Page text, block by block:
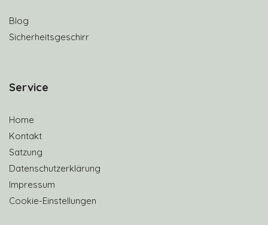
Blog
Sicherheitsgeschirr
Service
Home
Kontakt
Satzung
Datenschutzerklärung
Impressum
Cookie-Einstellungen